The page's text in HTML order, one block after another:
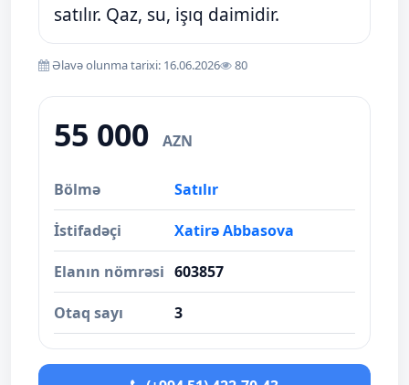
satılır. Qaz, su, işıq daimidir.
Əlavə olunma tarixi: 16.06.2026 80
55 000 AZN
Bölmə Satılır
İstifadəçi Xatirə Abbasova
Elanın nömrəsi 603857
Otaq sayı 3